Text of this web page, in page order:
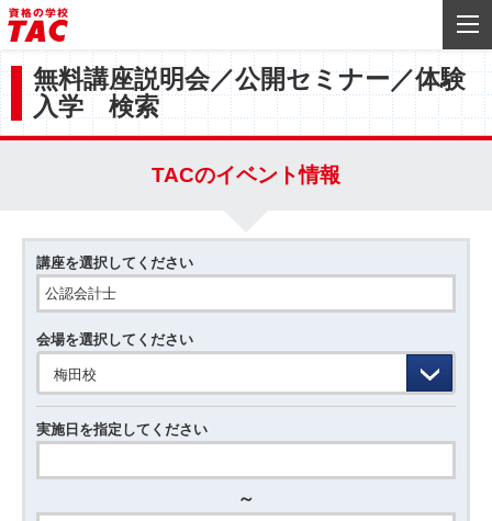
無料講座説明会／公開セミナー／体験
入学 検索
TACのイベント情報
講座を選択してください
会場を選択してください
梅田校
実施日を指定してください
～